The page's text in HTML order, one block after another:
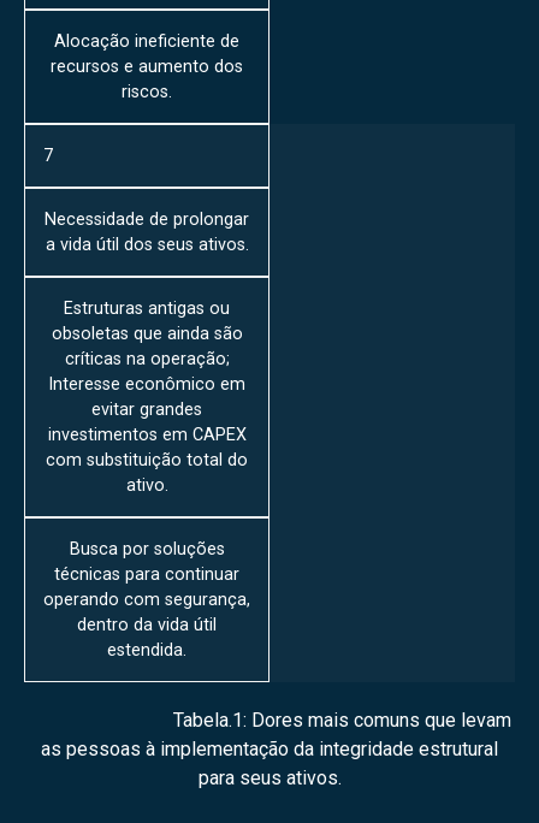
Alocação ineficiente de
recursos e aumento dos
riscos.
7
Necessidade de prolongar
a vida útil dos seus ativos.
Estruturas antigas ou
obsoletas que ainda são
críticas na operação;
Interesse econômico em
evitar grandes
investimentos em CAPEX
com substituição total do
ativo.
Busca por soluções
técnicas para continuar
operando com segurança,
dentro da vida útil
estendida.
Tabela.1: Dores mais comuns que levam
as pessoas à implementação da integridade estrutural
para seus ativos.